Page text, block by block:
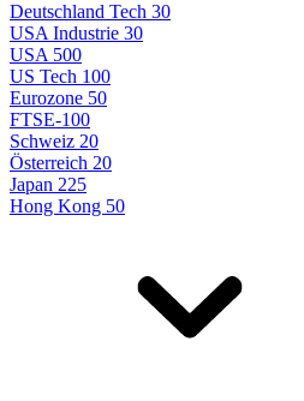
Deutschland Tech 30
USA Industrie 30
USA 500
US Tech 100
Eurozone 50
FTSE-100
Schweiz 20
Österreich 20
Japan 225
Hong Kong 50